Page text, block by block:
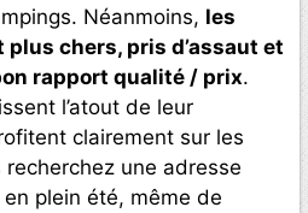
Néanmoins, les
chers, pris d’assaut et
rapport qualité / prix.
l’atout de leur
clairement sur les
une adresse
plein été, même de